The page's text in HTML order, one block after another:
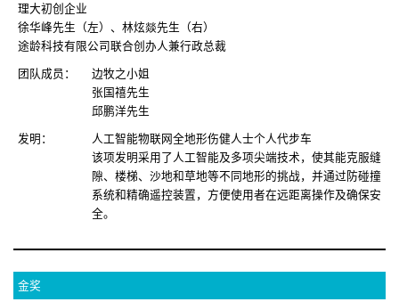
理大初创企业
徐华峰先生（左）、林炫燚先生（右）
途龄科技有限公司联合创办人兼行政总裁
团队成员：
边牧之小姐
张国禧先生
邱鹏洋先生
发明：
人工智能物联网全地形伤健人士个人代步车
该项发明采用了人工智能及多项尖端技术，使其能克服缝
隙、楼梯、沙地和草地等不同地形的挑战，并通过防碰撞
系统和精确遥控装置，方便使用者在远距离操作及确保安
全。
金奖